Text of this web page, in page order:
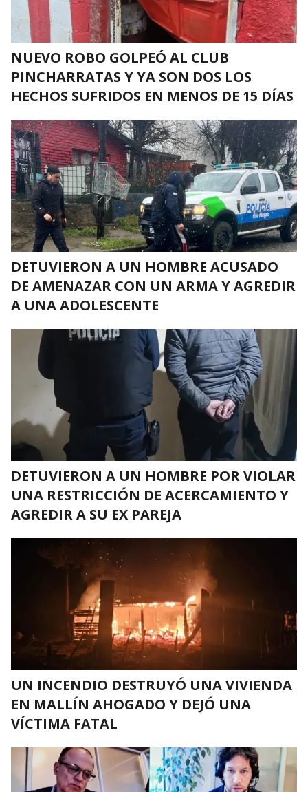
NUEVO ROBO GOLPEÓ AL CLUB
PINCHARRATAS Y YA SON DOS LOS
HECHOS SUFRIDOS EN MENOS DE 15 DÍAS
DETUVIERON A UN HOMBRE ACUSADO
DE AMENAZAR CON UN ARMA Y AGREDIR
A UNA ADOLESCENTE
DETUVIERON A UN HOMBRE POR VIOLAR
UNA RESTRICCIÓN DE ACERCAMIENTO Y
AGREDIR A SU EX PAREJA
UN INCENDIO DESTRUYÓ UNA VIVIENDA
EN MALLÍN AHOGADO Y DEJÓ UNA
VÍCTIMA FATAL